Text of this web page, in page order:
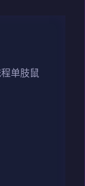
单肢鼠